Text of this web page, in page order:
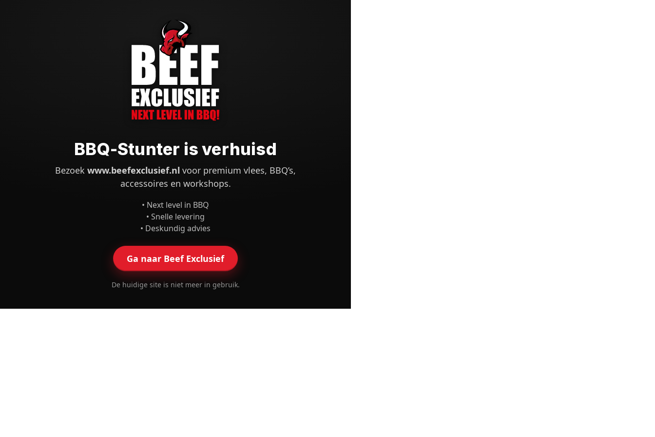
BBQ-Stunter is verhuisd
Bezoek www.beefexclusief.nl voor premium vlees, BBQ’s,
accessoires en workshops.
• Next level in BBQ
• Snelle levering
• Deskundig advies
Ga naar Beef Exclusief
De huidige site is niet meer in gebruik.